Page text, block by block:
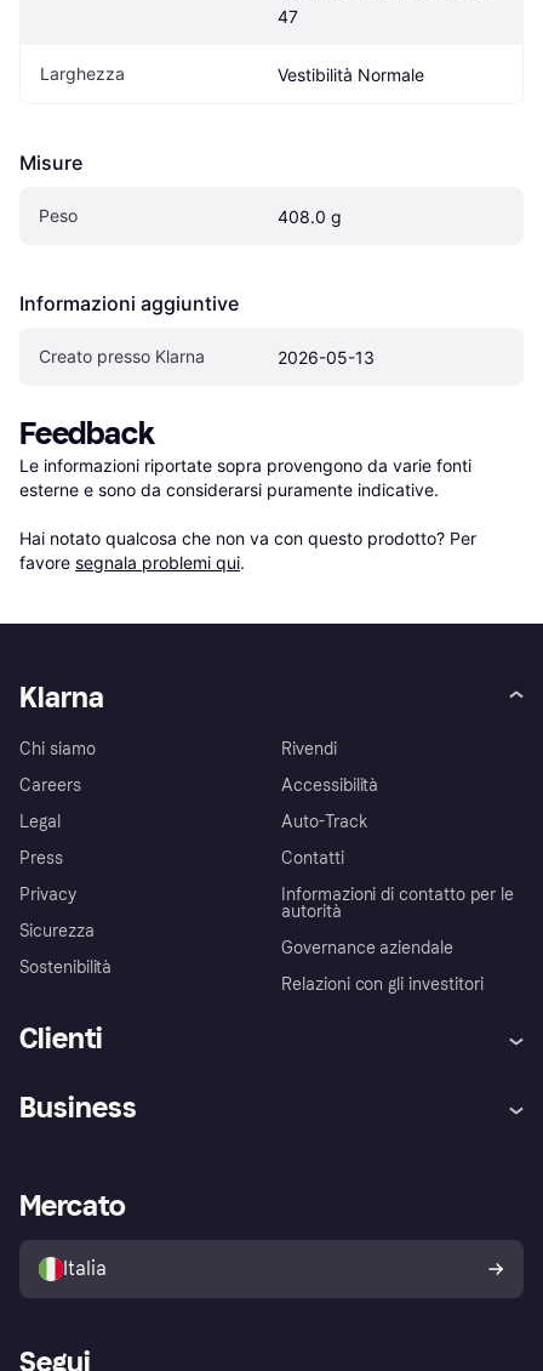
47
Larghezza Vestibilità Normale
Misure
Peso 408.0 g
Informazioni aggiuntive
Creato presso Klarna 2026-05-13
Feedback
Le informazioni riportate sopra provengono da varie fonti
esterne e sono da considerarsi puramente indicative.
Hai notato qualcosa che non va con questo prodotto? Per
favore segnala problemi qui.
Klarna
Chi siamo
Careers
Legal
Press
Privacy
Sicurezza
Sostenibilità
Rivendi
Accessibilità
Auto-Track
Contatti
Informazioni di contatto per le
autorità
Governance aziendale
Relazioni con gli investitori
Clienti
Assistenza
Esplora i negozi
Politica di protezione
dell'acquirente Klarna
Business
Accesso aziende
Mercato
Italia
Segui